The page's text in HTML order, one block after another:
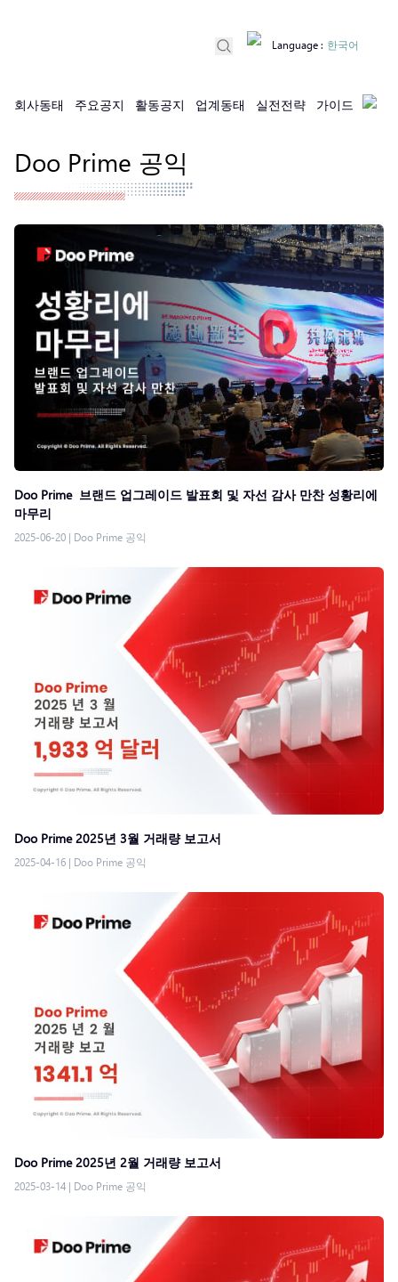
회사동태 주요공지 활동공지 업계동태 실전전략 가이드
Language : 한국어
Doo Prime 공익
Doo Prime 브랜드 업그레이드 발표회 및 자선 감사 만찬 성황리에
마무리
2025-06-20 | Doo Prime 공익
Doo Prime 2025년 3월 거래량 보고서
2025-04-16 | Doo Prime 공익
Doo Prime 2025년 2월 거래량 보고서
2025-03-14 | Doo Prime 공익